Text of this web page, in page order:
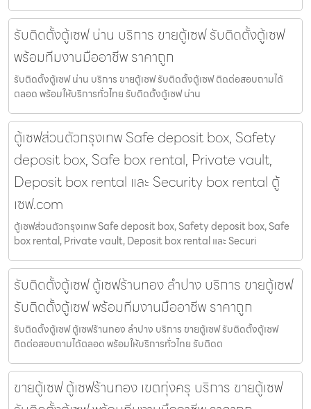
รับติดตั้งตู้เซฟ น่าน บริการ ขายตู้เซฟ รับติดตั้งตู้เซฟ
พร้อมทีมงานมืออาชีพ ราคาถูก
รับติดตั้งตู้เซฟ น่าน บริการ ขายตู้เซฟ รับติดตั้งตู้เซฟ ติดต่อสอบถามได้
ตลอด พร้อมให้บริการทั่วไทย รับติดตั้งตู้เซฟ น่าน
ตู้เซฟส่วนตัวกรุงเทพ Safe deposit box, Safety
deposit box, Safe box rental, Private vault,
Deposit box rental และ Security box rental ตู้
เซฟ.com
ตู้เซฟส่วนตัวกรุงเทพ Safe deposit box, Safety deposit box, Safe
box rental, Private vault, Deposit box rental และ Securi
รับติดตั้งตู้เซฟ ตู้เซฟร้านทอง ลำปาง บริการ ขายตู้เซฟ
รับติดตั้งตู้เซฟ พร้อมทีมงานมืออาชีพ ราคาถูก
รับติดตั้งตู้เซฟ ตู้เซฟร้านทอง ลำปาง บริการ ขายตู้เซฟ รับติดตั้งตู้เซฟ
ติดต่อสอบถามได้ตลอด พร้อมให้บริการทั่วไทย รับติดต
ขายตู้เซฟ ตู้เซฟร้านทอง เขตทุ่งครุ บริการ ขายตู้เซฟ